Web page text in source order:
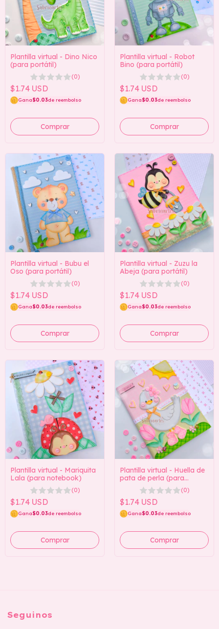
Plantilla virtual - Dino Nico
(para portátil)
(0)
$1.74 USD
Gana$0.03de reembolso
Plantilla virtual - Robot
Bino (para portátil)
(0)
$1.74 USD
Gana$0.03de reembolso
Plantilla virtual - Bubu el
Oso (para portátil)
(0)
$1.74 USD
Gana$0.03de reembolso
Plantilla virtual - Zuzu la
Abeja (para portátil)
(0)
$1.74 USD
Gana$0.03de reembolso
Plantilla virtual - Mariquita
Lala (para notebook)
(0)
$1.74 USD
Gana$0.03de reembolso
Plantilla virtual - Huella de
pata de perla (para
cuaderno)
(0)
$1.74 USD
Gana$0.03de reembolso
Seguinos